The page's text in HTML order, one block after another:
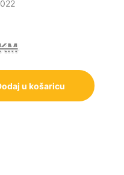
u košaricu